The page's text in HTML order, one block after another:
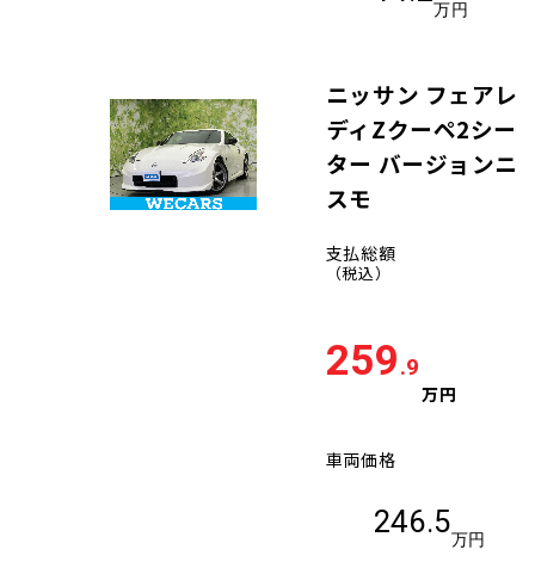
万円
ニッサン フェアレ
ディZクーペ2シー
ター バージョンニ
スモ
支払総額
（税込）
259.9
万円
車両価格
246.5
万円